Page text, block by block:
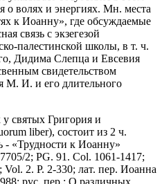
о волях и энергиях. Мн. места
к Иоанну», где обсуждаемые
связь с экзегезой
палестинской школы, в т. ч.
Дидима Слепца и Евсевия
свидетельством
М. И. и его длительного
святых Григория и
liber), состоит из 2 ч.
- «Трудности к Иоанну»
2; PG. 91. Col. 1061-1417;
Vol. 2. P. 2-330; лат. пер. Иоанна
рус. пер.: О различных